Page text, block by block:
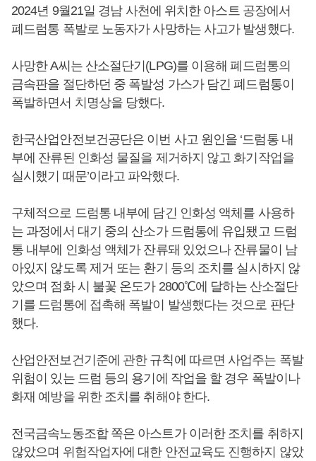
2024년 9월21일 경남 사천에 위치한 아스트 공장에서
폐드럼통 폭발로 노동자가 사망하는 사고가 발생했다.
사망한 A씨는 산소절단기(LPG)를 이용해 폐드럼통의
금속판을 절단하던 중 폭발성 가스가 담긴 폐드럼통이
폭발하면서 치명상을 당했다.
한국산업안전보건공단은 이번 사고 원인을 ‘드럼통 내
부에 잔류된 인화성 물질을 제거하지 않고 화기작업을
실시했기 때문’이라고 파악했다.
구체적으로 드럼통 내부에 담긴 인화성 액체를 사용하
는 과정에서 대기 중의 산소가 드럼통에 유입됐고 드럼
통 내부에 인화성 액체가 잔류돼 있었으나 잔류물이 남
아있지 않도록 제거 또는 환기 등의 조치를 실시하지 않
았으며 점화 시 불꽃 온도가 2800℃에 달하는 산소절단
기를 드럼통에 접촉해 폭발이 발생했다는 것으로 판단
했다.
산업안전보건기준에 관한 규칙에 따르면 사업주는 폭발
위험이 있는 드럼 등의 용기에 작업을 할 경우 폭발이나
화재 예방을 위한 조치를 취해야 한다.
전국금속노동조합 쪽은 아스트가 이러한 조치를 취하지
않았으며 위험작업자에 대한 안전교육도 진행하지 않았